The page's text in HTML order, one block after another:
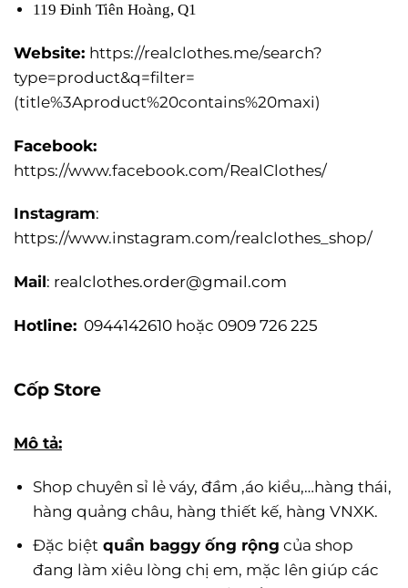
119 Đinh Tiên Hoàng, Q1
Website: https://realclothes.me/search?
type=product&q=filter=
(title%3Aproduct%20contains%20maxi)
Facebook:
https://www.facebook.com/RealClothes/
Instagram:
https://www.instagram.com/realclothes_shop/
Mail: realclothes.order@gmail.com
Hotline: 0944142610 hoặc 0909 726 225
Cốp Store
Mô tả:
Shop chuyên sỉ lẻ váy, đầm ,áo kiểu,…hàng thái,
hàng quảng châu, hàng thiết kế, hàng VNXK.
Đặc biệt quần baggy ống rộng của shop
đang làm xiêu lòng chị em, mặc lên giúp các